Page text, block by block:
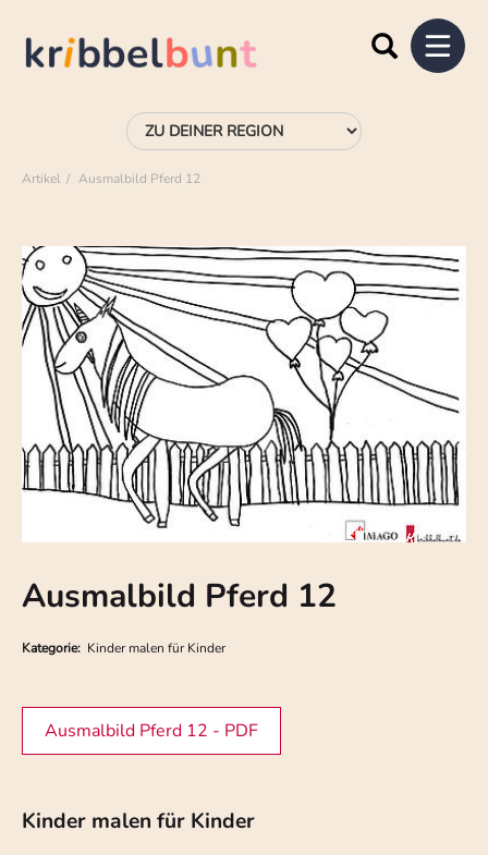
Artikel Ausmalbild Pferd 12
Ausmalbild Pferd 12
Kategorie: Kinder malen für Kinder
Ausmalbild Pferd 12 - PDF
Kinder malen für Kinder